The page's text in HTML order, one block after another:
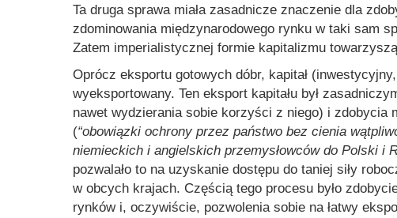
Ta druga sprawa miała zasadnicze znaczenie dla
zdominowania międzynarodowego rynku w taki sam
Zatem imperialistycznej formie kapitalizmu
Oprócz eksportu gotowych dóbr, kapitał
wyeksportowany. Ten eksport kapitału był
nawet wydzierania sobie korzyści z niego) i zdobycia
(“obowiązki ochrony przez państwo bez cienia
niemieckich i angielskich przemysłowców do Polski i
pozwalało to na uzyskanie dostępu do taniej siły
w obcych krajach. Częścią tego procesu było
rynków i, oczywiście, pozwolenia sobie na łatwy